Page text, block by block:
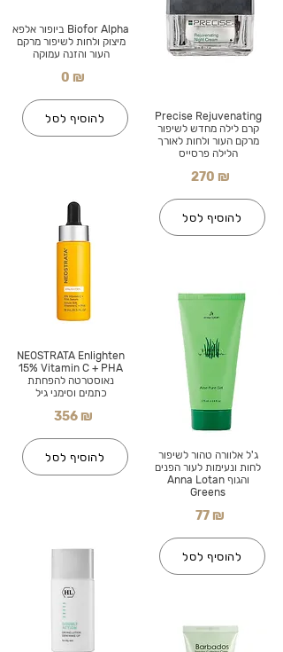
Biofor Alpha ביופור אלפא
מיצוק ולחות לשיפור מרקם
העור והזנה עמוקה
0 ₪
להוסיף לסל
NEOSTRATA Enlighten
15% Vitamin C + PHA
נאוסטרטה להפחתת
כתמים וסימני גיל
356 ₪
להוסיף לסל
Precise Rejuvenating
קרם לילה מחדש לשיפור
מרקם העור ולחות לאורך
הלילה פרסייס
270 ₪
להוסיף לסל
ג'ל אלוורה טהור לשיפור
לחות ונעימות לעור הפנים
והגוף Anna Lotan
Greens
77 ₪
להוסיף לסל